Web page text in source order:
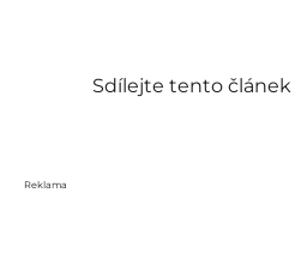
Sdílejte tento
Reklama